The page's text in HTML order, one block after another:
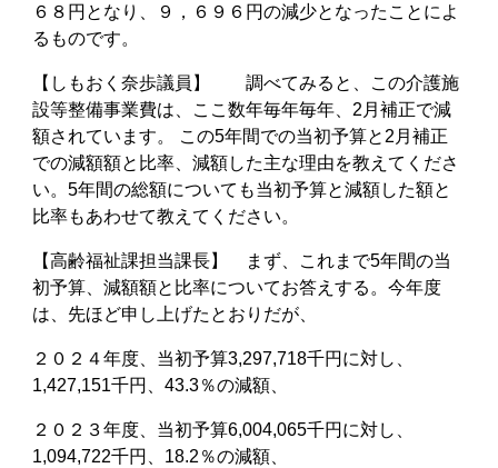
６８円となり、９，６９６円の減少となったことによ
るものです。
【しもおく奈歩議員】 調べてみると、この介護施
設等整備事業費は、ここ数年毎年毎年、2月補正で減
額されています。 この5年間での当初予算と2月補正
での減額額と比率、減額した主な理由を教えてくださ
い。5年間の総額についても当初予算と減額した額と
比率もあわせて教えてください。
【高齢福祉課担当課長】 まず、これまで5年間の当
初予算、減額額と比率についてお答えする。今年度
は、先ほど申し上げたとおりだが、
２０２４年度、当初予算3,297,718千円に対し、
1,427,151千円、43.3％の減額、
２０２３年度、当初予算6,004,065千円に対し、
1,094,722千円、18.2％の減額、